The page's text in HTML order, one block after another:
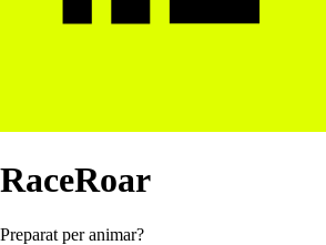
RaceRoar
Preparat per animar?